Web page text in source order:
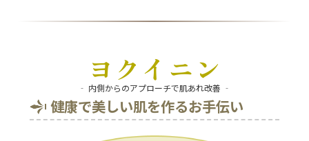
ヨクイニン
‐ 内側からのアプローチで肌あれ改善 ‐
健康で美しい肌を作るお手伝い